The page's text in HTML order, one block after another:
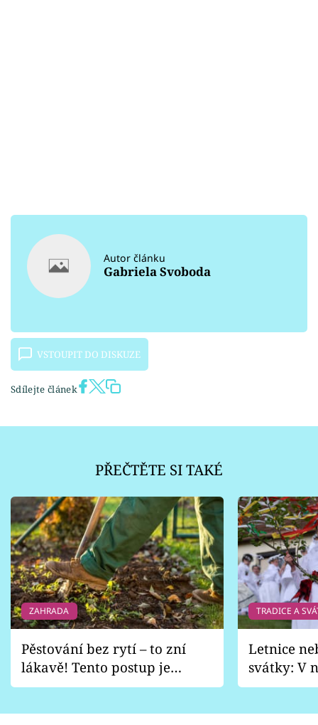
Autor článku
Gabriela Svoboda
VSTOUPIT DO DISKUZE
Sdílejte článek
PŘEČTĚTE SI TAKÉ
ZAHRADA
Pěstování bez rytí – to zní
lákavě! Tento postup je
vhodný jen pro některé
TRADICE A
Letnice
svátky: V
pondělí